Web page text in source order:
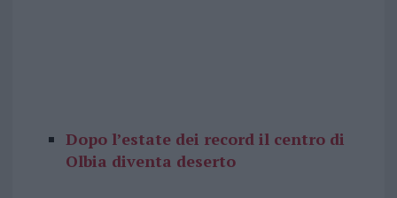
Dopo l’estate dei record il centro di
Olbia diventa deserto